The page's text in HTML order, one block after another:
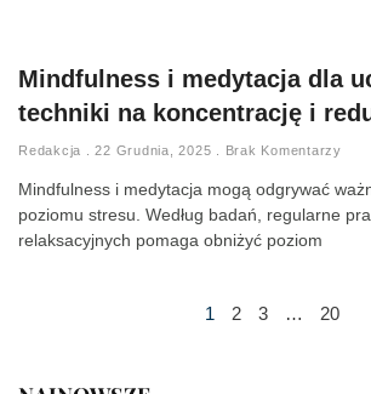
Mindfulness i medytacja dla
techniki na koncentrację i
Redakcja 22 Grudnia, 2025 Brak Komentarzy
Mindfulness i medytacja mogą odgrywać
poziomu stresu. Według badań, regularne
relaksacyjnych pomaga obniżyć poziom
1 2 3 … 20